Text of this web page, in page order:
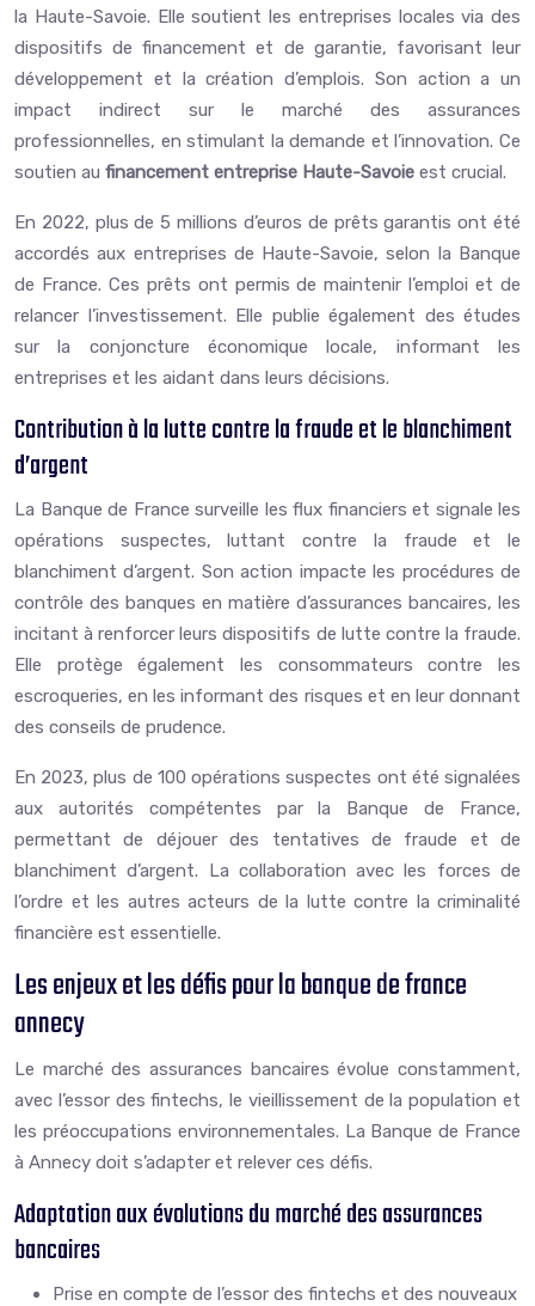
la Haute-Savoie. Elle soutient les entreprises locales via des
dispositifs de financement et de garantie, favorisant leur
développement et la création d’emplois. Son action a un
impact indirect sur le marché des assurances
professionnelles, en stimulant la demande et l’innovation. Ce
soutien au financement entreprise Haute-Savoie est crucial.
En 2022, plus de 5 millions d’euros de prêts garantis ont été
accordés aux entreprises de Haute-Savoie, selon la Banque
de France. Ces prêts ont permis de maintenir l’emploi et de
relancer l’investissement. Elle publie également des études
sur la conjoncture économique locale, informant les
entreprises et les aidant dans leurs décisions.
Contribution à la lutte contre la fraude et le blanchiment
d’argent
La Banque de France surveille les flux financiers et signale les
opérations suspectes, luttant contre la fraude et le
blanchiment d’argent. Son action impacte les procédures de
contrôle des banques en matière d’assurances bancaires, les
incitant à renforcer leurs dispositifs de lutte contre la fraude.
Elle protège également les consommateurs contre les
escroqueries, en les informant des risques et en leur donnant
des conseils de prudence.
En 2023, plus de 100 opérations suspectes ont été signalées
aux autorités compétentes par la Banque de France,
permettant de déjouer des tentatives de fraude et de
blanchiment d’argent. La collaboration avec les forces de
l’ordre et les autres acteurs de la lutte contre la criminalité
financière est essentielle.
Les enjeux et les défis pour la banque de france
annecy
Le marché des assurances bancaires évolue constamment,
avec l’essor des fintechs, le vieillissement de la population et
les préoccupations environnementales. La Banque de France
à Annecy doit s’adapter et relever ces défis.
Adaptation aux évolutions du marché des assurances
bancaires
Prise en compte de l’essor des fintechs et des nouveaux